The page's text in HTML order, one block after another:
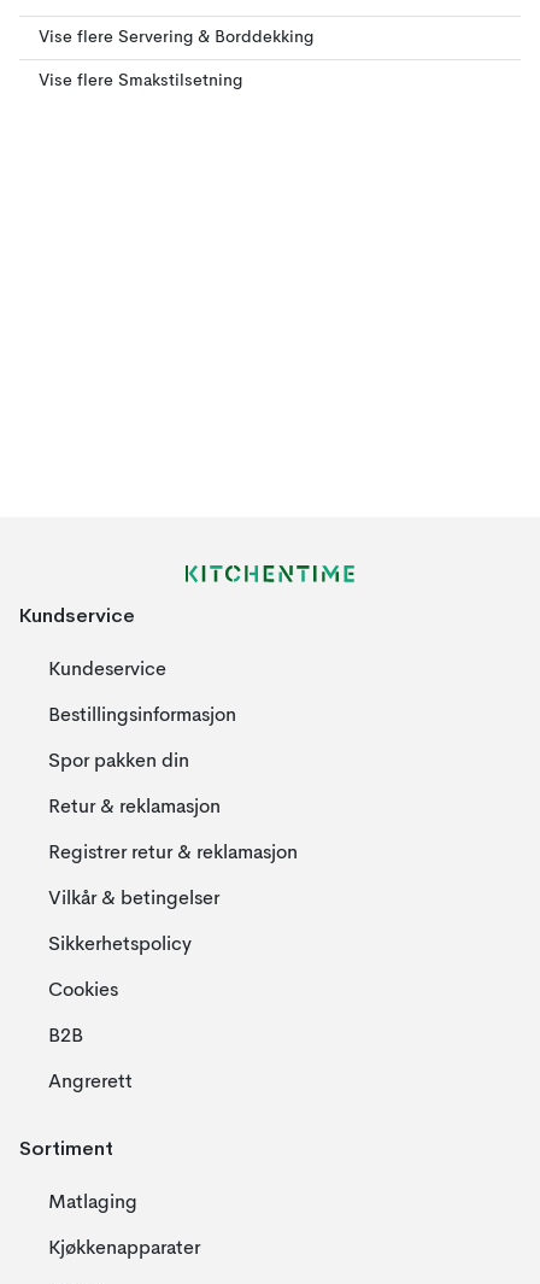
Vise flere Servering & Borddekking
Vise flere Smakstilsetning
Kundservice
Kundeservice
Bestillingsinformasjon
Spor pakken din
Retur & reklamasjon
Registrer retur & reklamasjon
Vilkår & betingelser
Sikkerhetspolicy
Cookies
B2B
Angrerett
Sortiment
Matlaging
Kjøkkenapparater